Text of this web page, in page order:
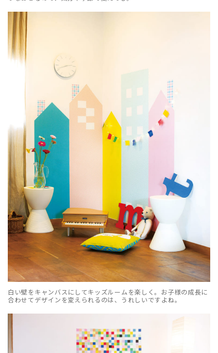
白い壁をキャンバスにしてキッズルームを楽しく。お子様の成長に
合わせてデザインを変えられるのは、うれしいですよね。